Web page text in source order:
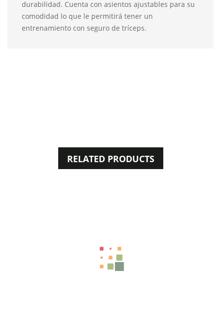
durabilidad. Cuenta con asientos ajustables para su
comodidad lo que le permitirá tener un
entrenamiento con seguro de tríceps.
RELATED PRODUCTS